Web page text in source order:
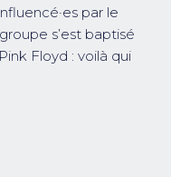
par le
s’est baptisé
Floyd : voilà qui